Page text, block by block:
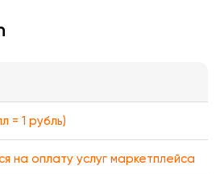
= 1 рубль)
на оплату услуг маркетплейса